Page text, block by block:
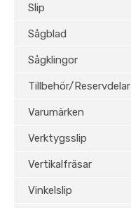
Slip
Sågblad
Sågklingor
Tillbehör/Reservdelar
Varumärken
Verktygsslip
Vertikalfräsar
Vinkelslip